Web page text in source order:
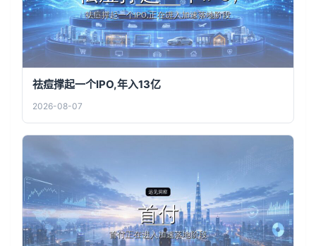
祛痘撑起一个IPO,年入13亿
2026-08-07